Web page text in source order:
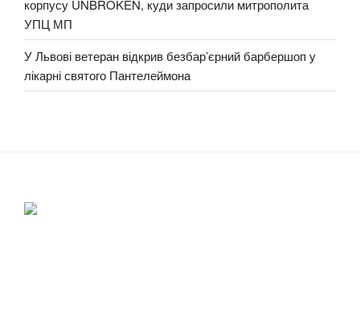
корпусу UNBROKEN, куди запросили митрополита
УПЦ МП
У Львові ветеран відкрив безбар’єрний барбершоп у
лікарні святого Пантелеймона